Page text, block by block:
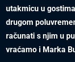
utakmicu u
drugom
računati s njim u
vraćamo i Marka